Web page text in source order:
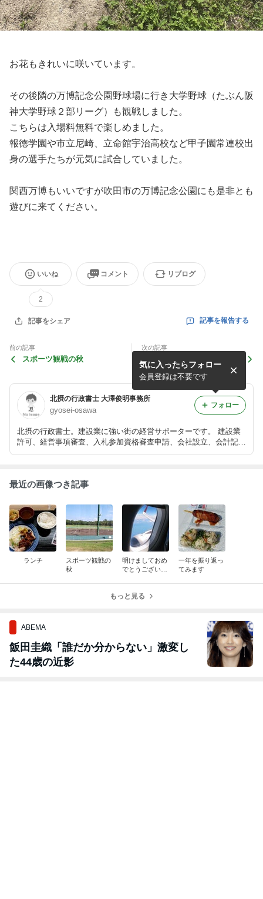
お花もきれいに咲いています。
その後隣の万博記念公園野球場に行き大学野球（たぶん阪
神大学野球２部リーグ）も観戦しました。
こちらは入場料無料で楽しめました。
報徳学園や市立尼崎、立命館宇治高校など甲子園常連校出
身の選手たちが元気に試合していました。
関西万博もいいですが吹田市の万博記念公園にも是非とも
遊びに来てください。
いいね
2
コメント リブログ
記事をシェア 記事を報告する
前の記事
スポーツ観戦の秋
次の記事
北摂の行政書士 大澤俊明事務所
gyosei-osawa
北摂の行政書士。建設業に強い街の経営サポーターです。 建設業
許可、経営事項審査、入札参加資格審査申請、会社設立、会計記帳
気に入ったらフォロー
会員登録は不要です
フォロー
最近の画像つき記事
ランチ
スポーツ観戦の
秋
明けましておめ
でとうございま
一年を振り返っ
てみます
もっと見る
ABEMA
飯田圭織「誰だか分からない」激変し
た44歳の近影